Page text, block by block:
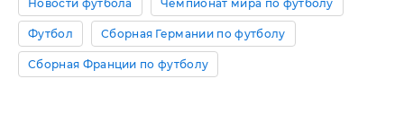
Новости футбола Чемпионат мира по футболу
Футбол Сборная Германии по футболу
Сборная Франции по футболу